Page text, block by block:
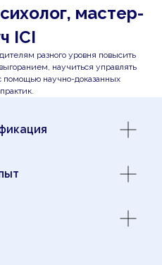
мастер-
ICI
разного уровня повысить
научиться управлять
помощью научно-доказанных